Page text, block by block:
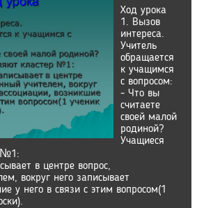
Ход урока
1. Вызов
интереса.
Учитель
обращается
к учащимся
с вопросом:
- Что вы
считаете
своей малой
родиной?
Учащиеся
№1:
в центре вопрос,
вокруг него записывает
у него в связи с этим вопросом(1